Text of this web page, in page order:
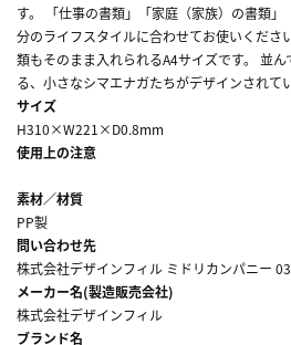
す。 「仕事の書類」「家庭（家族）の書類
分のライフスタイルに合わせてお使いくださ
類もそのまま入れられるA4サイズです。 並
る、小さなシマエナガたちがデザインされてい
サイズ
H310×W221×D0.8mm
使用上の注意
素材／材質
PP製
問い合わせ先
株式会社デザインフィル ミドリカンパニー
メーカー名(製造販売会社)
株式会社デザインフィル
ブランド名